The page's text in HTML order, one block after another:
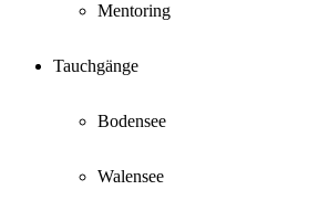
Mentoring
Tauchgänge
Bodensee
Walensee